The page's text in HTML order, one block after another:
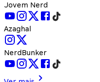
Jovem Nerd
Azaghal
NerdBunker